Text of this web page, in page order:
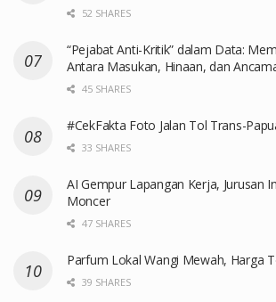
52 SHARES
“Pejabat Anti-Kritik” dalam Data:
Antara Masukan, Hinaan, dan
45 SHARES
#CekFakta Foto Jalan Tol Trans-
33 SHARES
AI Gempur Lapangan Kerja, Jurusan
Moncer
47 SHARES
Parfum Lokal Wangi Mewah, Harga
39 SHARES